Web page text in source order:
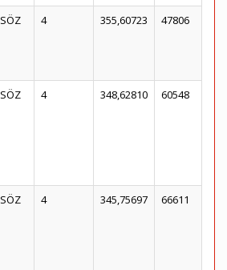
SÖZ 4 355,60723 47806
SÖZ 4 348,62810 60548
SÖZ 4 345,75697 66611